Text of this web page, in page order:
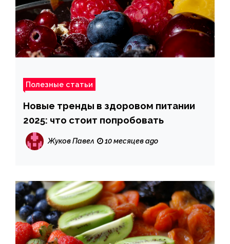
Полезные статьи
Новые тренды в здоровом питании
2025: что стоит попробовать
Жуков Павел 10 месяцев ago